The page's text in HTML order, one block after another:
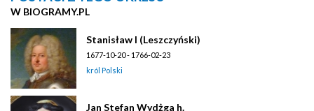
W BIOGRAMY.PL
Stanisław I (Leszczyński)
1677-10-20 - 1766-02-23
król Polski
Jan Stefan Wydżga h.